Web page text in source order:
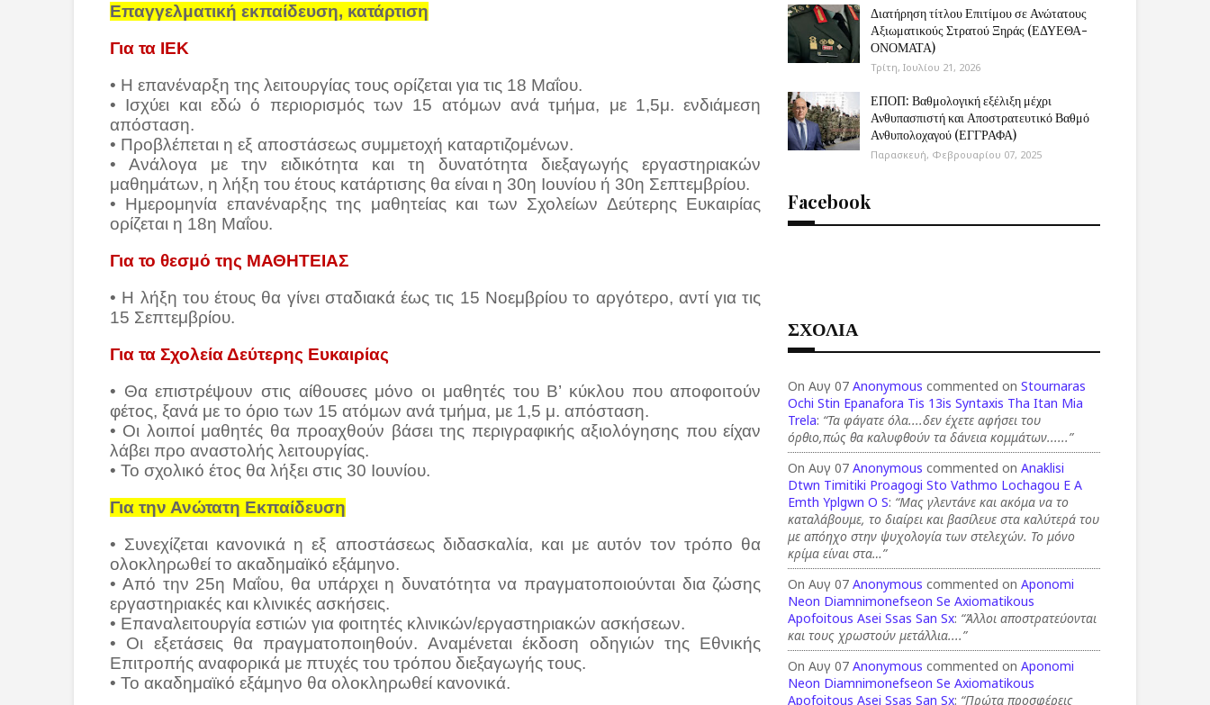
Επαγγελματική εκπαίδευση, κατάρτιση
Για τα ΙΕΚ
• Η επανέναρξη της λειτουργίας τους ορίζεται για τις 18 Μαΐου.
• Ισχύει και εδώ ό περιορισμός των 15 ατόμων ανά τμήμα, με 1,5μ. ενδιάμεση
απόσταση.
• Προβλέπεται η εξ αποστάσεως συμμετοχή καταρτιζομένων.
• Ανάλογα με την ειδικότητα και τη δυνατότητα διεξαγωγής εργαστηριακών
μαθημάτων, η λήξη του έτους κατάρτισης θα είναι η 30η Ιουνίου ή 30η Σεπτεμβρίου.
• Ημερομηνία επανέναρξης της μαθητείας και των Σχολείων Δεύτερης Ευκαιρίας
ορίζεται η 18η Μαΐου.
Για το θεσμό της ΜΑΘΗΤΕΙΑΣ
• Η λήξη του έτους θα γίνει σταδιακά έως τις 15 Νοεμβρίου το αργότερο, αντί για τις
15 Σεπτεμβρίου.
Για τα Σχολεία Δεύτερης Ευκαιρίας
• Θα επιστρέψουν στις αίθουσες μόνο οι μαθητές του Β’ κύκλου που αποφοιτούν
φέτος, ξανά με το όριο των 15 ατόμων ανά τμήμα, με 1,5 μ. απόσταση.
• Οι λοιποί μαθητές θα προαχθούν βάσει της περιγραφικής αξιολόγησης που είχαν
λάβει προ αναστολής λειτουργίας.
• Το σχολικό έτος θα λήξει στις 30 Ιουνίου.
Για την Ανώτατη Εκπαίδευση
• Συνεχίζεται κανονικά η εξ αποστάσεως διδασκαλία, και με αυτόν τον τρόπο θα
ολοκληρωθεί το ακαδημαϊκό εξάμηνο.
• Από την 25η Μαΐου, θα υπάρχει η δυνατότητα να πραγματοποιούνται δια ζώσης
εργαστηριακές και κλινικές ασκήσεις.
• Επαναλειτουργία εστιών για φοιτητές κλινικών/εργαστηριακών ασκήσεων.
• Οι εξετάσεις θα πραγματοποιηθούν. Αναμένεται έκδοση οδηγιών της Εθνικής
Επιτροπής αναφορικά με πτυχές του τρόπου διεξαγωγής τους.
• Το ακαδημαϊκό εξάμηνο θα ολοκληρωθεί κανονικά.
Διατήρηση τίτλου Επιτίμου σε Ανώτατους
Αξιωματικούς Στρατού Ξηράς (ΕΔΥΕΘΑ-
ΟΝΟΜΑΤΑ)
Τρίτη, Ιουλίου 21, 2026
ΕΠΟΠ: Βαθμολογική εξέλιξη μέχρι
Ανθυπασπιστή και Αποστρατευτικό Βαθμό
Ανθυπολοχαγού (ΕΓΓΡΑΦΑ)
Παρασκευή, Φεβρουαρίου 07, 2025
Facebook
ΣΧΟΛΙΑ
On Αυγ 07Anonymous commented onStournaras
Ochi Stin Epanafora Tis 13is Syntaxis Tha Itan Mia
Trela: “Τα φάγατε όλα....δεν έχετε αφήσει του
όρθιο,πώς θα καλυφθούν τα δάνεια κομμάτων......”
On Αυγ 07Anonymous commented onAnaklisi
Dtwn Timitiki Proagogi Sto Vathmo Lochagou E A
Emth Yplgwn O S: “Μας γλεντάνε και ακόμα να το
καταλάβουμε, το διαίρει και βασίλευε στα καλύτερά του
με απόηχο στην ψυχολογία των στελεχών. Το μόνο
κρίμα είναι στα…”
On Αυγ 07Anonymous commented onAponomi
Neon Diamnimonefseon Se Axiomatikous
Apofoitous Asei Ssas San Sx: “Άλλοι αποστρατεύονται
και τους χρωστούν μετάλλια....”
On Αυγ 07Anonymous commented onAponomi
Neon Diamnimonefseon Se Axiomatikous
Apofoitous Asei Ssas San Sx: “Πρώτα προσφέρεις